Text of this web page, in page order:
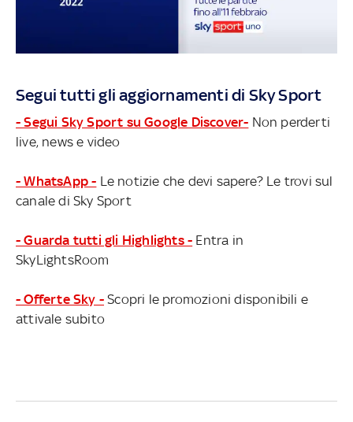
Segui tutti gli aggiornamenti di Sky Sport
- Segui Sky Sport su Google Discover- Non perderti
live, news e video
- WhatsApp - Le notizie che devi sapere? Le trovi sul
canale di Sky Sport
- Guarda tutti gli Highlights - Entra in
SkyLightsRoom
- Offerte Sky - Scopri le promozioni disponibili e
attivale subito